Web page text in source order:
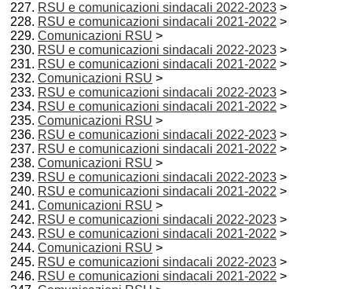
RSU e comunicazioni sindacali 2022-2023 >
RSU e comunicazioni sindacali 2021-2022 >
Comunicazioni RSU >
RSU e comunicazioni sindacali 2022-2023 >
RSU e comunicazioni sindacali 2021-2022 >
Comunicazioni RSU >
RSU e comunicazioni sindacali 2022-2023 >
RSU e comunicazioni sindacali 2021-2022 >
Comunicazioni RSU >
RSU e comunicazioni sindacali 2022-2023 >
RSU e comunicazioni sindacali 2021-2022 >
Comunicazioni RSU >
RSU e comunicazioni sindacali 2022-2023 >
RSU e comunicazioni sindacali 2021-2022 >
Comunicazioni RSU >
RSU e comunicazioni sindacali 2022-2023 >
RSU e comunicazioni sindacali 2021-2022 >
Comunicazioni RSU >
RSU e comunicazioni sindacali 2022-2023 >
RSU e comunicazioni sindacali 2021-2022 >